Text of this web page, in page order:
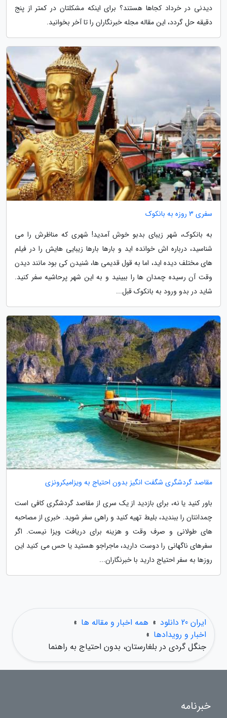
دیدنی در خرداد کجاها هستند؟ برای اینکه مشکلتان در کمتر از پنج
دقیقه حل گردد، این مقاله مجله خبرنگاران را تا آخر بخوانید.
سفری 3 روزه به بانکوک
به بانکوک، شهر زیبای بدبو خوش آمدید! شهری که مناظرش را می
شناسید، درباره اش خوانده اید و بارها بارها زیبایی هایش را در فیلم
های مختلف دیده اید، اما به قول قدیمی ها، شنیدن کی بود مانند دیدن
وقت آن رسیده چمدان ها را ببینید و به این شهر پرحاشیه سفر کنید.
شاید در بدو ورود به بانکوک قبل...
مقاصد گردشگری شگفت انگیز بدون احتیاج به ویزامیکرونزی
باور کنید یا نه، برای بازدید از یک سری از مقاصد گردشگری کافی است
چمدانتان را ببندید، بلیط تهیه کنید و راهی سفر شوید. خبری از مصاحبه
های طولانی و صرف وقت و هزینه برای دریافت ویزا نیست. اگر
سفرهای ناگهانی را دوست دارید، ماجراجو هستید یا حس می کنید این
روزها به سفر احتیاج دارید با خبرنگاران...
ایران 20 دانلود » همه اخبار و مقاله ها »
اخبار و رویدادها »
جنگل گردی در بلغارستان، بدون احتیاج به راهنما
خبرنامه